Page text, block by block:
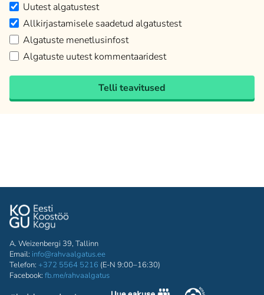
Uutest algatustest
Allkirjastamisele saadetud algatustest
Algatuste menetlusinfost
Algatuste uutest kommentaaridest
Telli teavitused
A. Weizenbergi 39, Tallinn
Email: info@rahvaalgatus.ee
Telefon: +372 5564 5216 (E-N 9:00–16:30)
Facebook: fb.me/rahvaalgatus